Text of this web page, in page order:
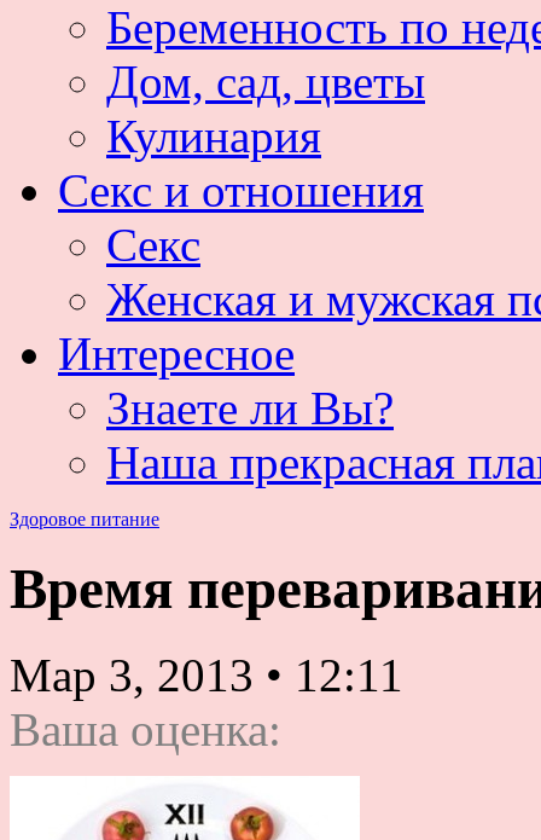
Беременность по
Дом, сад, цветы
Кулинария
Секс и отношения
Секс
Женская и мужская
Интересное
Знаете ли Вы?
Наша прекрасная
Здоровое питание
Время
Мар 3, 2013 • 12:11
Ваша оценка: